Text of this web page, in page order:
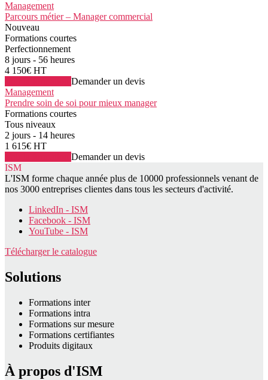
Management
Parcours métier – Manager commercial
Nouveau
Formations courtes
Perfectionnement
8 jours - 56 heures
4 150€ HT
Demander un devis
Management
Prendre soin de soi pour mieux manager
Formations courtes
Tous niveaux
2 jours - 14 heures
1 615€ HT
Demander un devis
ISM
L'ISM forme chaque année plus de 10000 professionnels venant de
nos 3000 entreprises clientes dans tous les secteurs d'activité.
LinkedIn - ISM
Facebook - ISM
YouTube - ISM
Télécharger le catalogue
Solutions
Formations inter
Formations intra
Formations sur mesure
Formations certifiantes
Produits digitaux
À propos d'ISM